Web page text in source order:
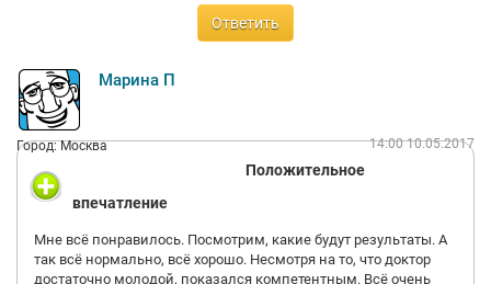
Ответить
Марина П
Город: Москва 14:00 10.05.2017
Положительное
впечатление
Мне всё понравилось. Посмотрим, какие будут результаты. А
так всё нормально, всё хорошо. Несмотря на то, что доктор
достаточно молодой, показался компетентным. Всё очень